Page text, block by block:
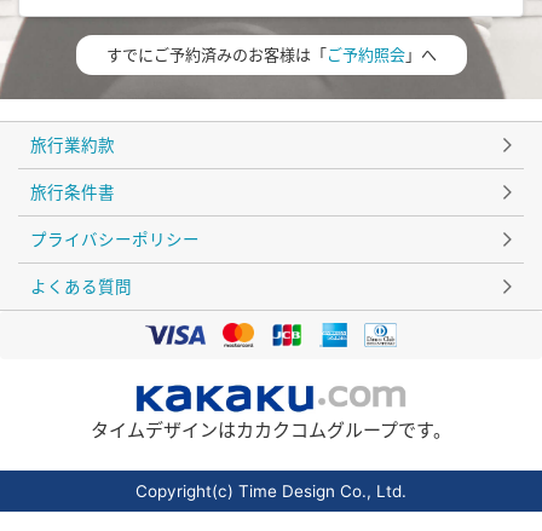
すでにご予約済みのお客様は「ご予約照会」へ
旅行業約款
旅行条件書
プライバシーポリシー
よくある質問
タイムデザインはカカクコムグループです。
Copyright(c) Time Design Co., Ltd.